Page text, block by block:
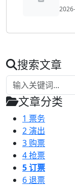
搜索文章
文章分类
1 票务
2演出
3 购票
4抢票
5订票
6退票